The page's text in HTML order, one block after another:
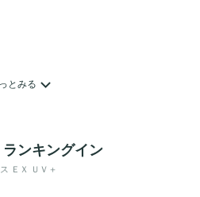
粧のりのよい美肌に整えます。
とみる
ンキングイン
ＥＸ ＵＶ＋